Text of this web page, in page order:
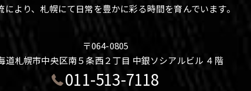
より、札幌にて日常を豊かに彩る時間を育んでいます。
〒064-0805
道札幌市中央区南５条西２丁目 中銀ソシアルビル ４階
011-513-7118